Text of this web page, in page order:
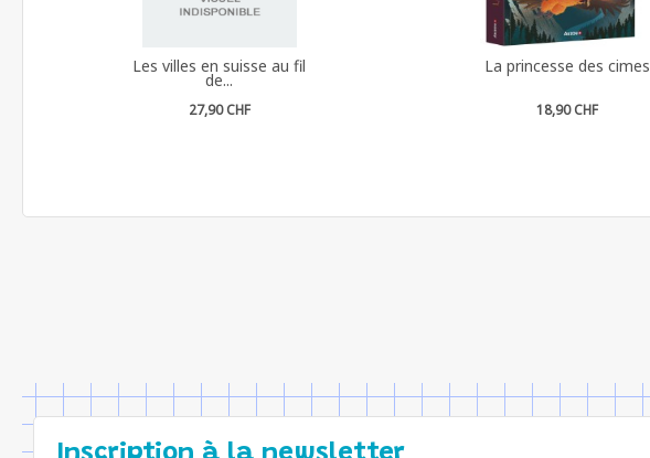
Les villes en suisse au fil
de...
27,90 CHF
La princesse des cimes
18,90 CHF